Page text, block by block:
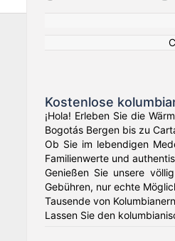
Kostenlose
¡Hola! Erleben Sie die
Bogotás Bergen bis zu
Ob Sie im lebendigen
Familienwerte und
Genießen Sie unsere
Gebühren, nur echte
Tausende von
Lassen Sie den